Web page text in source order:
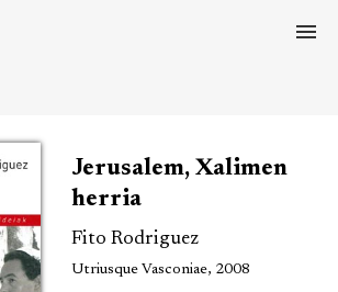
Jerusalem, Xalimen
herria
Fito Rodriguez
Utriusque Vasconiae, 2008